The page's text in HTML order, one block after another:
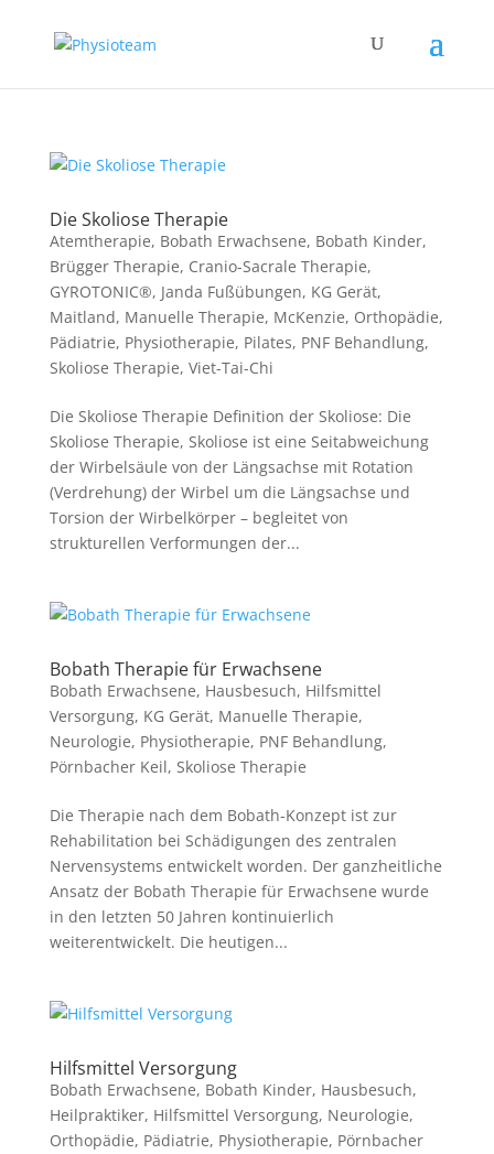
Die Skoliose Therapie
Atemtherapie, Bobath Erwachsene, Bobath Kinder,
Brügger Therapie, Cranio-Sacrale Therapie,
GYROTONIC®, Janda Fußübungen, KG Gerät,
Maitland, Manuelle Therapie, McKenzie, Orthopädie,
Pädiatrie, Physiotherapie, Pilates, PNF Behandlung,
Skoliose Therapie, Viet-Tai-Chi
Die Skoliose Therapie Definition der Skoliose: Die
Skoliose Therapie, Skoliose ist eine Seitabweichung
der Wirbelsäule von der Längsachse mit Rotation
(Verdrehung) der Wirbel um die Längsachse und
Torsion der Wirbelkörper – begleitet von
strukturellen Verformungen der...
Bobath Therapie für Erwachsene
Bobath Erwachsene, Hausbesuch, Hilfsmittel
Versorgung, KG Gerät, Manuelle Therapie,
Neurologie, Physiotherapie, PNF Behandlung,
Pörnbacher Keil, Skoliose Therapie
Die Therapie nach dem Bobath-Konzept ist zur
Rehabilitation bei Schädigungen des zentralen
Nervensystems entwickelt worden. Der ganzheitliche
Ansatz der Bobath Therapie für Erwachsene wurde
in den letzten 50 Jahren kontinuierlich
weiterentwickelt. Die heutigen...
Hilfsmittel Versorgung
Bobath Erwachsene, Bobath Kinder, Hausbesuch,
Heilpraktiker, Hilfsmittel Versorgung, Neurologie,
Orthopädie, Pädiatrie, Physiotherapie, Pörnbacher